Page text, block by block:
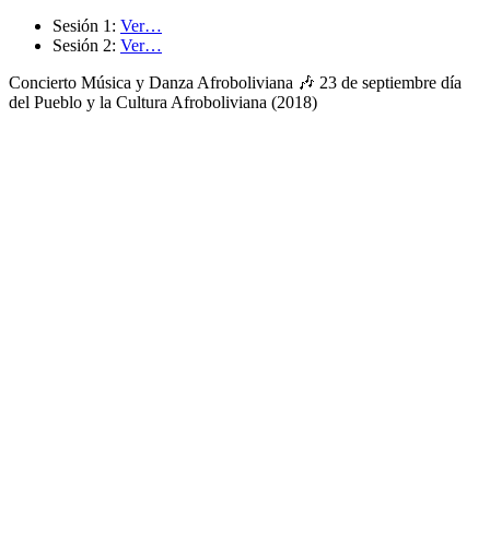
Sesión 1: Ver…
Sesión 2: Ver…
Concierto Música y Danza Afroboliviana 🎶 23 de septiembre día
del Pueblo y la Cultura Afroboliviana (2018)